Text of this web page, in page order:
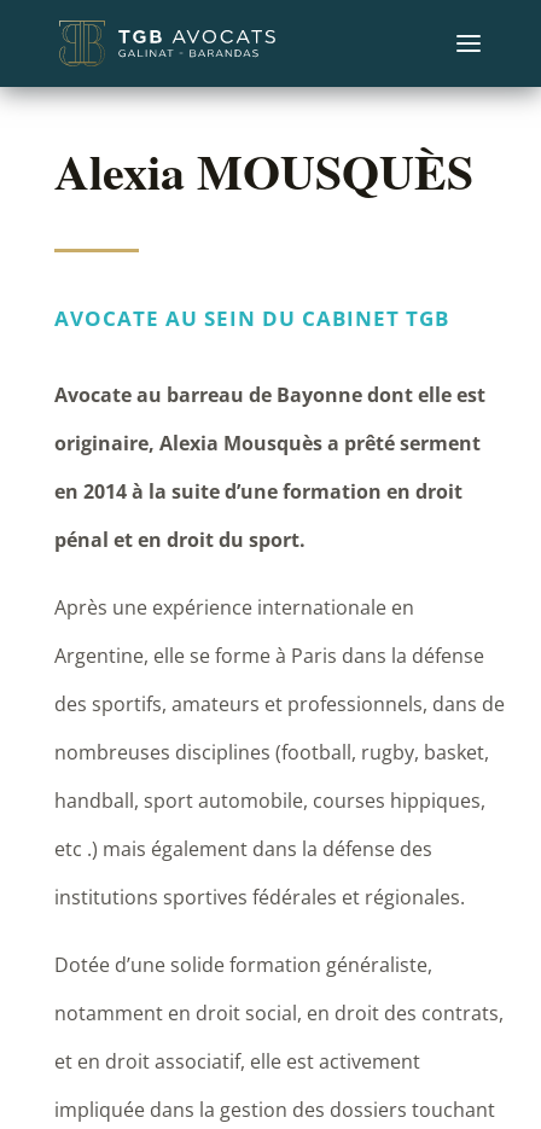
Alexia MOUSQUÈS
AVOCATE AU SEIN DU CABINET TGB
Avocate au barreau de Bayonne dont elle est
originaire, Alexia Mousquès a prêté serment
en 2014 à la suite d’une formation en droit
pénal et en droit du sport.
Après une expérience internationale en
Argentine, elle se forme à Paris dans la défense
des sportifs, amateurs et professionnels, dans de
nombreuses disciplines (football, rugby, basket,
handball, sport automobile, courses hippiques,
etc .) mais également dans la défense des
institutions sportives fédérales et régionales.
Dotée d’une solide formation généraliste,
notamment en droit social, en droit des contrats,
et en droit associatif, elle est activement
impliquée dans la gestion des dossiers touchant